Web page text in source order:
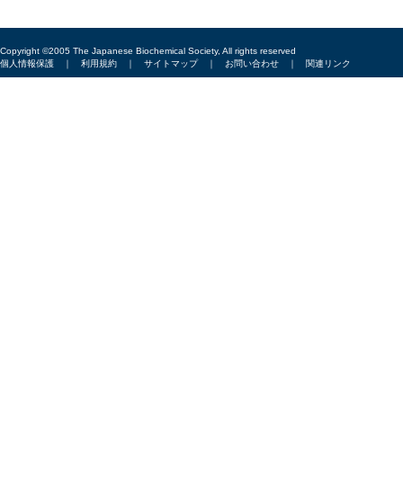
Copyright ©2005 The Japanese Biochemical Society, All rights reserved
個人情報保護 ｜ 利用規約 ｜ サイトマップ｜ お問い合わせ ｜ 関連リンク